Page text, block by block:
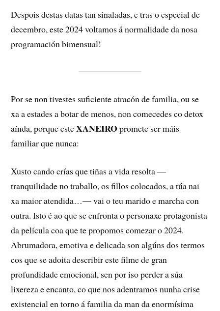
Despois destas datas tan sinaladas, e tras o especial de
decembro, este 2024 voltamos á normalidade da nosa
programación bimensual!
Por se non tivestes suficiente atracón de familia, ou se
xa a estades a botar de menos, non comecedes co detox
aínda, porque esteXANEIROpromete ser máis
familiar que nunca:
Xusto cando crías que tiñas a vida resolta —
tranquilidade no traballo, os fillos colocados, a túa nai
xa maior atendida…— vai o teu marido e marcha con
outra. Isto é ao que se enfronta o personaxe protagonista
da película coa que te propomos comezar o 2024.
Abrumadora, emotiva e delicada son algúns dos termos
cos que se adoita describir este filme de gran
profundidade emocional, sen por iso perder a súa
lixereza e encanto, co que nos adentramos nunha crise
existencial en torno á familia da man da enormísima